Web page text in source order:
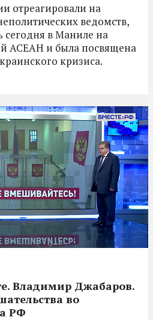
отреагировали на
ведомств,
сегодня в Маниле на
АСЕАН и была посвящена
кризиса.
Владимир Джабаров.
во
РФ